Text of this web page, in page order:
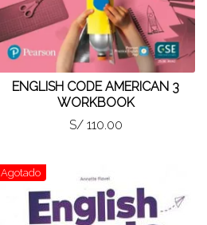
ENGLISH CODE AMERICAN 3
WORKBOOK
S/ 110.00
Agotado